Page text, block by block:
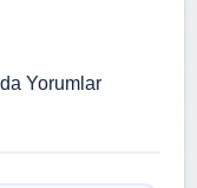
Yorumlar